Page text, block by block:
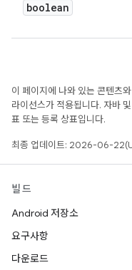
boolean
이 페이지에 나와 있는 콘텐츠
라이선스가 적용됩니다. 자바
표 또는 등록 상표입니다.
최종 업데이트: 2026-06-
빌드
Android 저장소
요구사항
다운로드